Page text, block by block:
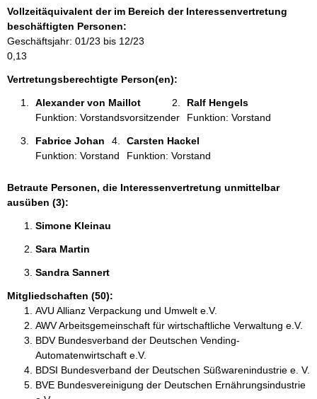
n
:
r
m
a
t
i
Vollzeitäquivalent der im Bereich der Interessenvertretung
beschäftigten Personen:
Geschäftsjahr: 01/23 bis 12/23
0,13
Vertretungsberechtigte Person(en):
Alexander von Maillot
Funktion: Vorstandsvorsitzender
Ralf Hengels
Funktion: Vorstand
Fabrice Johan
Funktion: Vorstand
Carsten Hackel
Funktion: Vorstand
Betraute Personen, die Interessenvertretung unmittelbar
ausüben (3):
Simone Kleinau
Sara Martin
Sandra Sannert
Mitgliedschaften (50):
AVU Allianz Verpackung und Umwelt e.V.
AWV Arbeitsgemeinschaft für wirtschaftliche Verwaltung e.V.
BDV Bundesverband der Deutschen Vending-
Automatenwirtschaft e.V.
BDSI Bundesverband der Deutschen Süßwarenindustrie e. V.
BVE Bundesvereinigung der Deutschen Ernährungsindustrie